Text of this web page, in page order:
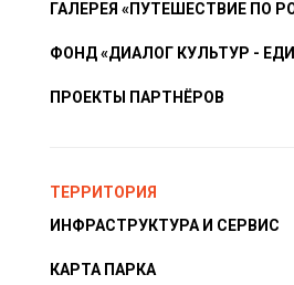
ГАЛЕРЕЯ «ПУТЕШЕСТВИЕ ПО
ФОНД «ДИАЛОГ КУЛЬТУР -
ПРОЕКТЫ ПАРТНЁРОВ
ТЕРРИТОРИЯ
ИНФРАСТРУКТУРА И СЕРВИС
КАРТА ПАРКА